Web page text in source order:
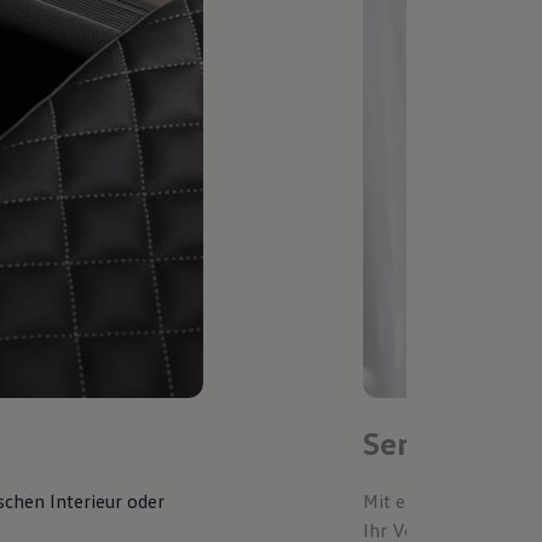
Interieur oder
Service-
Mit einem
Ihr Volkswagen